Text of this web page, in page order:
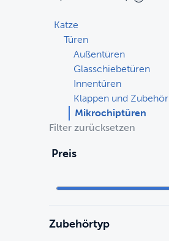
Katze
Türen
Außentüren
Glasschiebetüren
Innentüren
Klappen und Zubehör
Mikrochiptüren
Filter zurücksetzen
Preis
Zubehörtyp